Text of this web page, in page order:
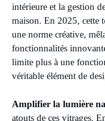
intérieure et la gestion
maison. En 2025, cette
une norme créative,
fonctionnalités
limite plus à une
véritable élément de
Amplifier la lumière
atouts de ces vitrages.